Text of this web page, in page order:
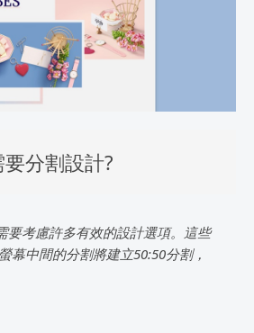
分割設計?
要考慮許多有效的設計選項。這些
幕中間的分割將建立50:50分割，